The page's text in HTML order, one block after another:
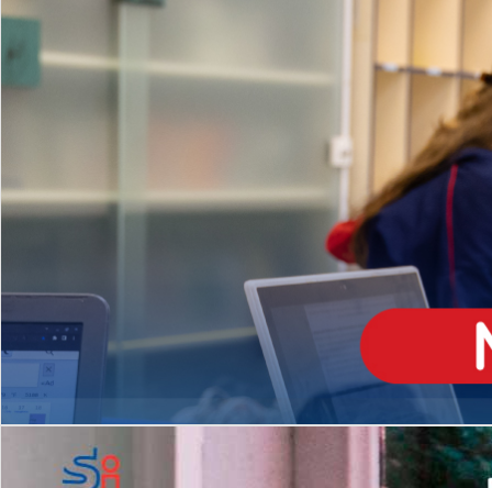
Matrículas Abertas 2026
EDUCAÇÃO INFANTIL
Inglês todos os dias
MÉDIO
igh School
Dupla Diplomação
2º AO 5º ANO FUNDAMENTAL